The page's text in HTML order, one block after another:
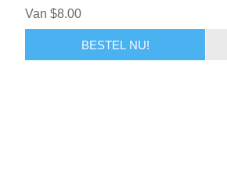
Van $8.00
BESTEL NU!